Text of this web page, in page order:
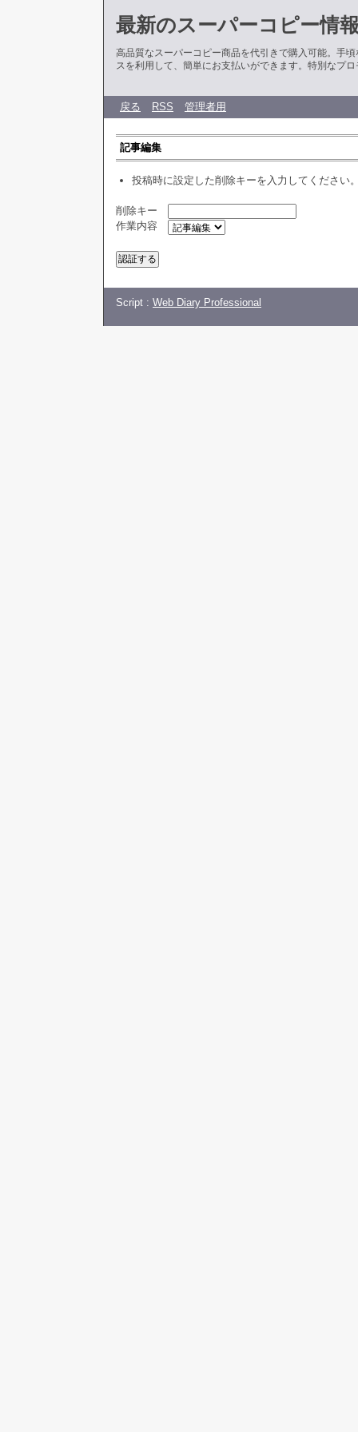
最新のスーパーコピー情
高品質なスーパーコピー商品を代引きで購入可能。手
スを利用して、簡単にお支払いができます。特別なプ
戻る RSS 管理者用
記事編集
投稿時に設定した削除キーを入力してください
削除キー
作業内容
Script : Web Diary Professional